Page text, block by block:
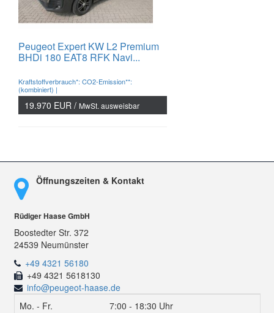
Peugeot Expert KW L2 Premium
BHDi 180 EAT8 RFK Navi...
Kraftstoffverbrauch*: CO2-Emission**:
(kombiniert) |
19.970 EUR / MwSt. ausweisbar
Öffnungszeiten & Kontakt
Rüdiger Haase GmbH
Boostedter Str. 372
24539 Neumünster
+49 4321 56180
+49 4321 5618130
info@peugeot-haase.de
Mo. - Fr.
7:00 - 18:30 Uhr